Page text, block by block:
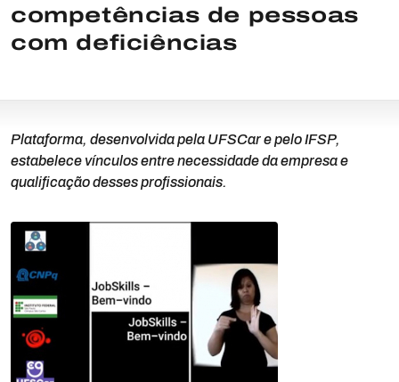
competências de pessoas
com deficiências
Plataforma, desenvolvida pela UFSCar e pelo IFSP,
estabelece vínculos entre necessidade da empresa e
qualificação desses profissionais.